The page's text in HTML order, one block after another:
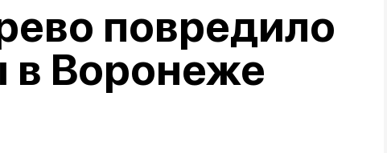
повредило
Воронеже